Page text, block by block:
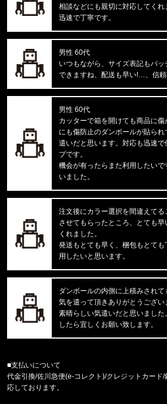
東京都のお客様ご注文ありがとう
Carhartt WIP/カーハートダブルアイピ
C LOGO PHONE RING I033370
東京都のお客様ご注文ありがとう
Carhartt WIP/カーハートダブルアイピ
東京都のお客様ご注文ありがとう
reversal/リバーサル
BIG MARK LONG RASH GUARD
東京都のお客様ご注文ありがとう
mnml/ミニマル
東京都のお客様ご注文ありがとう
reversal/リバーサル
湘南爆走族×rvddw EGUCHI AND
東京都のお客様ご注文ありがとう
47 Brand/フォーティーセブンブラン
東京都のお客様ご注文ありがとう
mnml/ミニマル
東京都のお客様ご注文ありがとう
CARHARTT/カーハート
相談などにも親切に対応してくれ
迅速で丁寧です。
男性 60代
いつもながら、サイズ表記もバッ
できますね、配送も早い!…、信
男性 60代
カッターで箱を開けても商品に
にも傷防止のダンボールが貼ら
遣いだと思います。対応も迅速で
プです。
機会が有ったらまた利用したい
いました。
注文後にカラー選択を間違えて
させてもらったところ、とても
くれました。
発送もとても早く、梱包もとても
用したいと思います。
ダンボールの内側に上積みされて
気を遣って頂きありがとうござい
素晴らしい気遣いだと思いました
したら宜しくお願い致します。
■支払いについて
代金引換/佐川急便(e-コレクト)/クレジットカード
応しております。